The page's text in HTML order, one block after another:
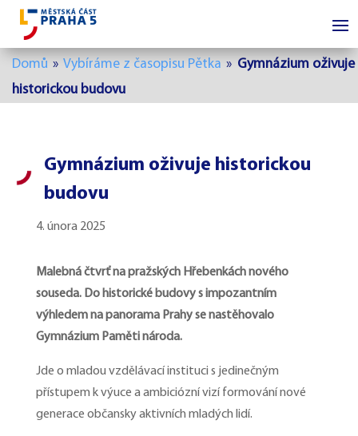
Domů » Vybíráme z časopisu Pětka » Gymnázium oživuje
historickou budovu
Gymnázium oživuje historickou
budovu
4. února 2025
Malebná čtvrť na pražských Hřebenkách nového
souseda. Do historické budovy s impozantním
výhledem na panorama Prahy se nastěhovalo
Gymnázium Paměti národa.
Jde o mladou vzdělávací instituci s jedinečným
přístupem k výuce a ambiciózní vizí formování nové
generace občansky aktivních mladých lidí.